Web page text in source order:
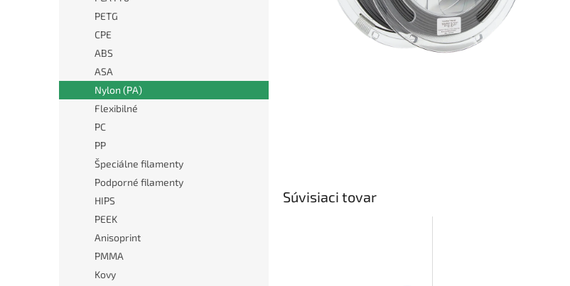
PETG
CPE
ABS
ASA
Nylon (PA)
Flexibilné
PC
PP
Špeciálne filamenty
Podporné filamenty
HIPS
PEEK
Anisoprint
PMMA
Kovy
Súvisiaci tovar